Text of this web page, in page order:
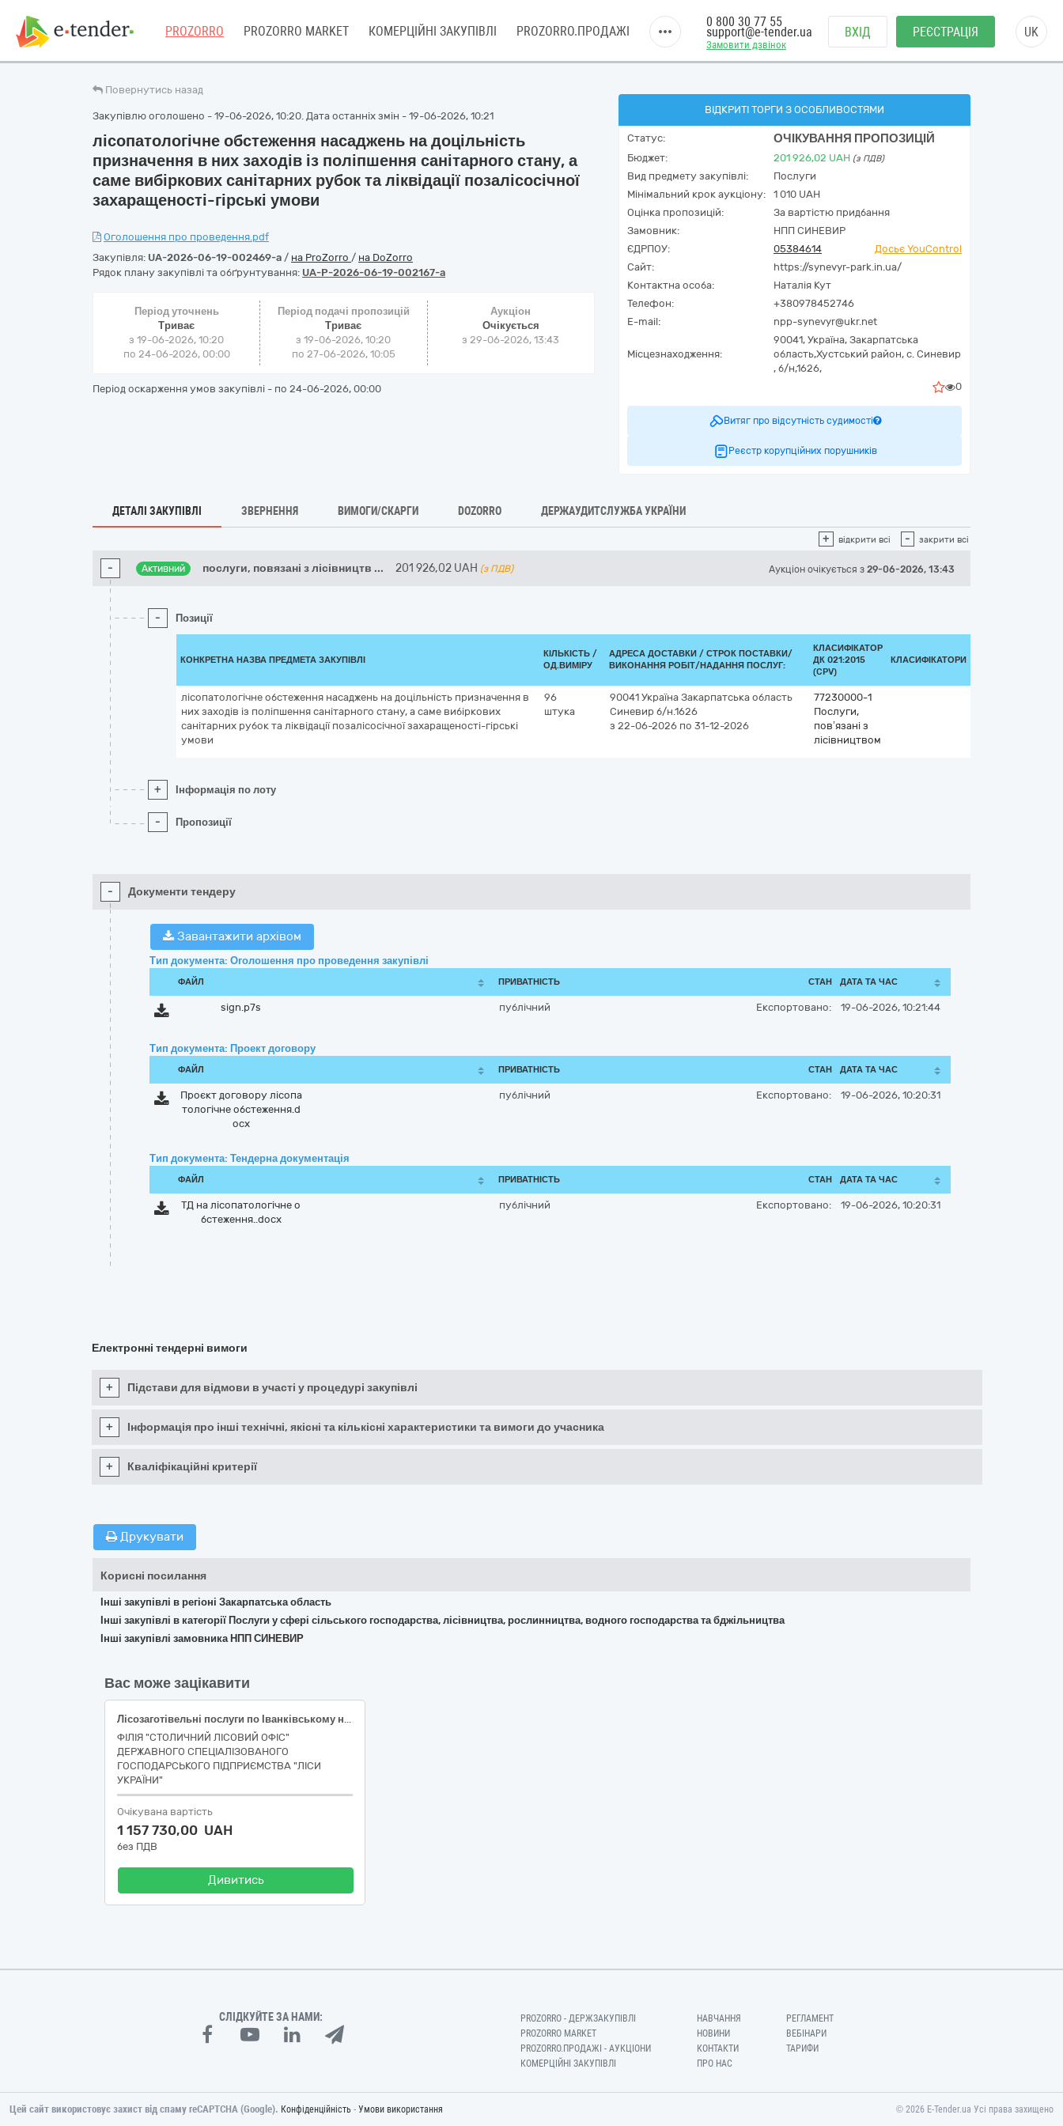
PROZORRO PROZORRO MARKET КОМЕРЦІЙНІ ЗАКУПІВЛІ PROZORRO.ПРОДАЖІ
Замовити дзвінок
0 800 30 77 55
support@e-tender.ua ВХІД РЕЄСТРАЦІЯ UK
Повернутись назад
Закупівлю оголошено - 19-06-2026, 10:20. Дата останніх змін - 19-06-2026, 10:21
лісопатологічне обстеження насаджень на доцільність
призначення в них заходів із поліпшення санітарного стану, а
саме вибіркових санітарних рубок та ліквідації позалісосічної
захаращеності-гірські умови
Оголошення про проведення.pdf
Закупівля: UA-2026-06-19-002469-a / на ProZorro / на DoZorro
Рядок плану закупівлі та обґрунтування: UA-P-2026-06-19-002167-a
Період уточнень
Триває
з 19-06-2026, 10:20
по 24-06-2026, 00:00
Період подачі пропозицій
Триває
з 19-06-2026, 10:20
по 27-06-2026, 10:05
Аукціон
Очікується
з29-06-2026, 13:43
Період оскарження умов закупівлі - по 24-06-2026, 00:00
ВІДКРИТІ ТОРГИ З ОСОБЛИВОСТЯМИ
Статус: ОЧІКУВАННЯ ПРОПОЗИЦІЙ
Бюджет: 201 926,02 UAH (з ПДВ)
Вид предмету закупівлі:
Послуги
Мінімальний крок аукціону:
1 010 UAH
Оцінка пропозицій:
За вартістю придбання
Замовник:
НПП СИНЕВИР
ЄДРПОУ:
05384614
Досьє YouControl
Сайт:
https://synevyr-park.in.ua/
Контактна особа:
Наталія Кут
Телефон:
+380978452746
E-mail:
npp-synevyr@ukr.net
Місцезнаходження:
90041, Україна, Закарпатська
область,Хустський район, с. Синевир
, б/н,1626,
0
Витяг про відсутність судимості
Реєстр корупційних порушників
ДЕТАЛІ ЗАКУПІВЛІ ЗВЕРНЕННЯ ВИМОГИ/СКАРГИ DOZORRO ДЕРЖАУДИТСЛУЖБА УКРАЇНИ
+ відкрити всі - закрити всі
- Активний послуги, повязані з лісівництв ... 201 926,02 UAH (з ПДВ) Аукціон очікується з 29-06-2026, 13:43
- Позиції
КОНКРЕТНА НАЗВА ПРЕДМЕТА ЗАКУПІВЛІ
КІЛЬКІСТЬ /
ОД.ВИМІРУ
АДРЕСА ДОСТАВКИ / СТРОК ПОСТАВКИ/
ВИКОНАННЯ РОБІТ/НАДАННЯ ПОСЛУГ:
КЛАСИФІКАТОР
ДК 021:2015
(CPV)
КЛАСИФІКАТОРИ
лісопатологічне обстеження насаджень на доцільність призначення в
них заходів із поліпшення санітарного стану, а саме вибіркових
санітарних рубок та ліквідації позалісосічної захаращеності-гірські
умови
96
штука
90041 Україна Закарпатська область
Синевир б/н.1626
з 22-06-2026 по 31-12-2026
77230000-1
Послуги,
пов’язані з
лісівництвом
+ Інформація по лоту
- Пропозиції
- Документи тендеру
Завантажити архівом
Тип документа: Оголошення про проведення закупівлі
ФАЙЛ ПРИВАТНІСТЬ СТАН ДАТА ТА ЧАС
sign.p7s публічний Експортовано: 19-06-2026, 10:21:44
Тип документа: Проект договору
ФАЙЛ ПРИВАТНІСТЬ СТАН ДАТА ТА ЧАС
Проєкт договору лісопа
тологічне обстеження.d
ocx
публічний Експортовано: 19-06-2026, 10:20:31
Тип документа: Тендерна документація
ФАЙЛ ПРИВАТНІСТЬ СТАН ДАТА ТА ЧАС
ТД на лісопатологічне о
бстеження..docx
публічний Експортовано: 19-06-2026, 10:20:31
Електронні тендерні вимоги
+ Підстави для відмови в участі у процедурі закупівлі
+ Інформація про інші технічні, якісні та кількісні характеристики та вимоги до учасника
+ Кваліфікаційні критерії
Друкувати
Корисні посилання
Інші закупівлі в регіоні Закарпатська область
Інші закупівлі в категорії Послуги у сфері сільського господарства, лісівництва, рослинництва, водного господарства та бджільництва
Інші закупівлі замовника НПП СИНЕВИР
Вас може зацікавити
Лісозаготівельні послуги по Іванківському надлісництву
ФІЛІЯ "СТОЛИЧНИЙ ЛІСОВИЙ ОФІС"
ДЕРЖАВНОГО СПЕЦІАЛІЗОВАНОГО
ГОСПОДАРСЬКОГО ПІДПРИЄМСТВА "ЛІСИ
УКРАЇНИ"
Очікувана вартість
1 157 730,00 UAH
без ПДВ
Дивитись
СЛІДКУЙТЕ ЗА НАМИ:
PROZORRO - ДЕРЖЗАКУПІВЛІ
PROZORRO MARKET
PROZORRO.ПРОДАЖІ - АУКЦІОНИ
КОМЕРЦІЙНІ ЗАКУПІВЛІ
НАВЧАННЯ
НОВИНИ
КОНТАКТИ
ПРО НАС
РЕГЛАМЕНТ
ВЕБІНАРИ
ТАРИФИ
Цей сайт використовує захист від спаму reCAPTCHA (Google). Конфіденційність - Умови використання © 2026 E-Tender.ua Усі права захищено